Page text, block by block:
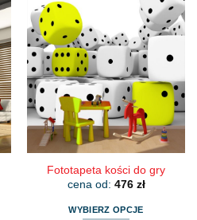
wariantów.
Opcje
można
wybrać
na
stronie
produktu
Fototapeta kości do gry
cena od: 476 zł
WYBIERZ OPCJE